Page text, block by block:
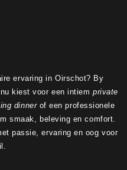
ervaring in Oirschot? By
nu kiest voor een intiemprivate
dinnerof een professionele
smaak, beleving en comfort.
passie, ervaring en oog voor